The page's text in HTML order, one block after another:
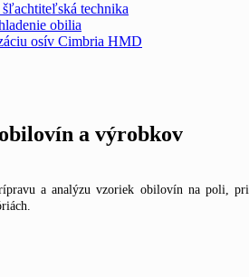
technika
obilia
osív Cimbria HMD
a výrobkov
a analýzu vzoriek obilovín na poli, pri